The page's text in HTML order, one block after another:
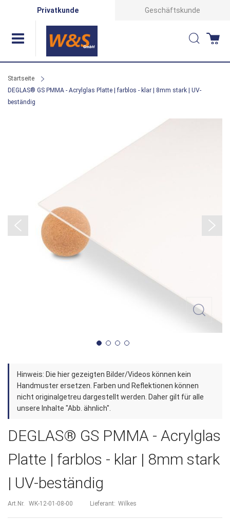
Privatkunde Geschäftskunde
Suche
Startseite
DEGLAS® GS PMMA - Acrylglas Platte | farblos - klar | 8mm stark | UV-
beständig
Zum
Anfang
der
Bildergalerie
Hinweis: Die hier gezeigten Bilder/Videos können kein
Handmuster ersetzen. Farben und Reflektionen können
nicht originalgetreu dargestellt werden. Daher gilt für alle
unsere Inhalte "Abb. ähnlich".
DEGLAS® GS PMMA - Acrylglas
Platte | farblos - klar | 8mm stark
| UV-beständig
Art.Nr. WK-12-01-08-00 Lieferant: Wilkes